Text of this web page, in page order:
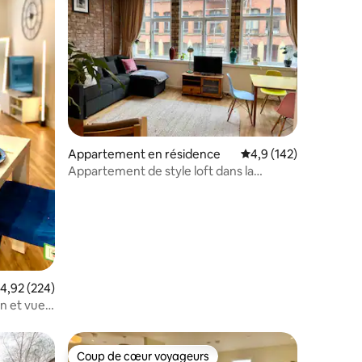
: 4,91 sur 5
moyenne sur la base de 224 commentaires : 4,92 sur 5
4,92 (224)
et vue
Appartement en résidence Évaluation moyenne
4,9 (142)
Appartement de style loft dans la
Coup de cœur voyageurs